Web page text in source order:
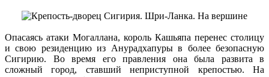
Опасаясь атаки Могаллана, король Кашьяпа перенес столицу
и свою резиденцию из Анурадхапуры в более безопасную
Сигирию. Во время его правления она была развита в
сложный город, ставший неприступной крепостью. На